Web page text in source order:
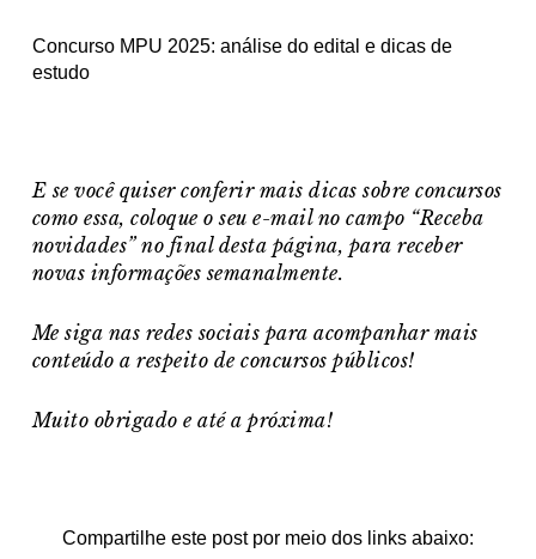
Concurso MPU 2025: análise do edital e dicas de
estudo
E se você quiser conferir mais dicas sobre concursos
como essa, coloque o seu e-mail no campo “Receba
novidades” no final desta página, para receber
novas informações semanalmente.
Me siga nas redes sociais para acompanhar mais
conteúdo a respeito de concursos públicos!
Muito obrigado e até a próxima!
Compartilhe este post por meio dos links abaixo: